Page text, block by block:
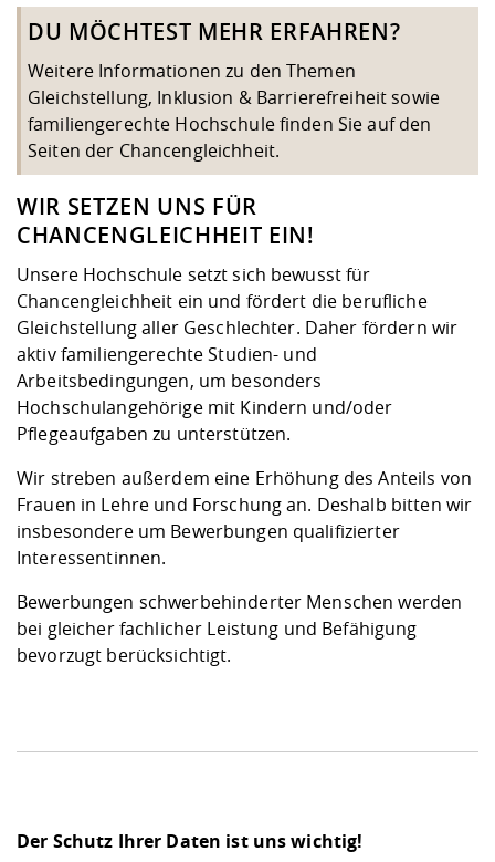
WIR SETZEN UNS FÜR
CHANCENGLEICHHEIT EIN!
Unsere Hochschule setzt sich bewusst für
Chancengleichheit ein und fördert die berufliche
Gleichstellung aller Geschlechter. Daher fördern wir
aktiv familiengerechte Studien- und
Arbeitsbedingungen, um besonders
Hochschulangehörige mit Kindern und/oder
Pflegeaufgaben zu unterstützen.
Wir streben außerdem eine Erhöhung des Anteils von
Frauen in Lehre und Forschung an. Deshalb bitten wir
insbesondere um Bewerbungen qualifizierter
Interessentinnen.
Bewerbungen schwerbehinderter Menschen werden
bei gleicher fachlicher Leistung und Befähigung
bevorzugt berücksichtigt.
DU MÖCHTEST MEHR ERFAHREN?
Weitere Informationen zu den Themen
Gleichstellung, Inklusion & Barrierefreiheit sowie
familiengerechte Hochschule finden Sie auf den
Seiten der Chancengleichheit.
Der Schutz Ihrer Daten ist uns wichtig!